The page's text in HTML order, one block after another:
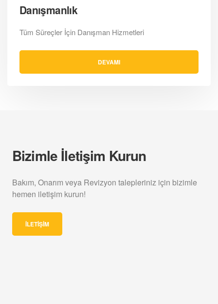
Danışmanlık
Tüm Süreçler İçin Danışman Hizmetleri
DEVAMI
Bizimle İletişim Kurun
Bakım, Onarım veya Revizyon talepleriniz için bizimle
hemen iletişim kurun!
İLETIŞIM